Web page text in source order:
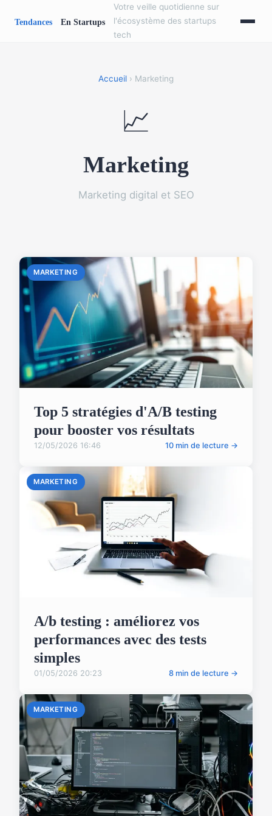
Votre veille quotidienne sur
l'écosystème des startups
tech
Accueil › Marketing
📈
Marketing
Marketing digital et SEO
MARKETING
Top 5 stratégies d'A/B testing
pour booster vos résultats
12/05/2026 16:46 10 min de lecture →
MARKETING
A/b testing : améliorez vos
performances avec des tests
simples
01/05/2026 20:23 8 min de lecture →
MARKETING